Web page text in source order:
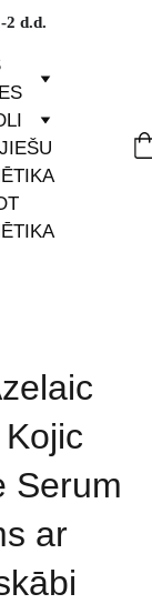
2 d.d.
Serum
ar